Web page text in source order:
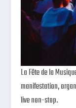
La Fête de la
manifestation,
live non-stop.